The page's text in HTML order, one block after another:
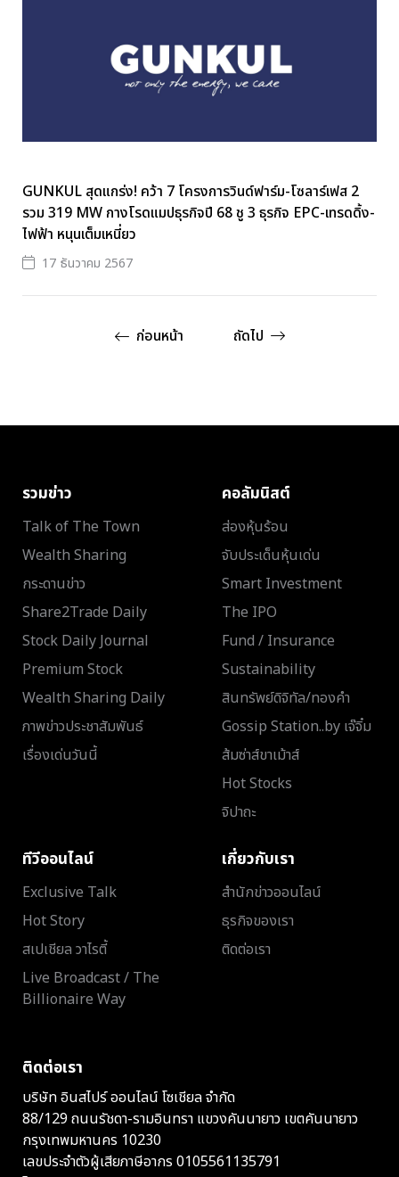
GUNKUL สุดแกร่ง! คว้า 7 โครงการวินด์ฟาร์ม-โซลาร์เฟส 2
รวม 319 MW กางโรดแมปธุรกิจปี 68 ชู 3 ธุรกิจ EPC-เทรดดิ้ง-
ไฟฟ้า หนุนเต็มเหนี่ยว
17 ธันวาคม 2567
ก่อนหน้า ถัดไป
รวมข่าว
Talk of The Town
Wealth Sharing
กระดานข่าว
Share2Trade Daily
Stock Daily Journal
Premium Stock
Wealth Sharing Daily
ภาพข่าวประชาสัมพันธ์
เรื่องเด่นวันนี้
คอลัมนิสต์
ส่องหุ้นร้อน
จับประเด็นหุ้นเด่น
Smart Investment
The IPO
Fund / Insurance
Sustainability
สินทรัพย์ดิจิทัล/ทองคำ
Gossip Station..by เจ๊จิ๋ม
ส้มซ่าส์ขาเม้าส์
Hot Stocks
จิปาถะ
ทีวีออนไลน์
Exclusive Talk
Hot Story
สเปเชียล วาไรตี้
Live Broadcast / The
Billionaire Way
เกี่ยวกับเรา
สำนักข่าวออนไลน์
ธุรกิจของเรา
ติดต่อเรา
ติดต่อเรา
บริษัท อินสไปร์ ออนไลน์ โซเชียล จำกัด
88/129 ถนนรัชดา-รามอินทรา แขวงคันนายาว เขตคันนายาว
กรุงเทพมหานคร 10230
เลขประจำตัวผู้เสียภาษีอากร 0105561135791